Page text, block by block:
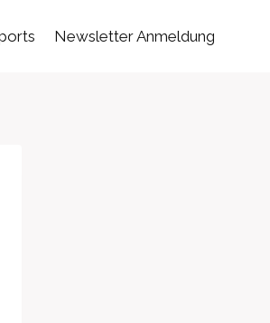
Newsletter Anmeldung